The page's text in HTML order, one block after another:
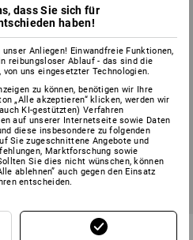
e.s. Mechaniker-Handschuhe
dass Sie sich für
haben!
Anliegen! Einwandfreie Funktionen,
reibungsloser Ablauf - das sind die
uns eingesetzter Technologien.
zu können, benötigen wir Ihre
„Alle akzeptieren“ klicken, werden wir
KI-gestützten) Verfahren
auf unserer Internetseite sowie Daten
diese insbesondere zu folgenden
Sie zugeschnittene Angebote und
Marktforschung sowie
Sie dies nicht wünschen, können
ablehnen” auch gegen den Einsatz
entscheiden.